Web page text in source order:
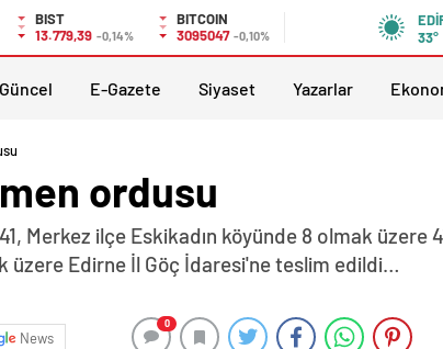
BIST
13.779,39 -0,14%
BITCOIN
3095047 -0,10%
33°
Güncel E-Gazete Siyaset Yazarlar
ordusu
Merkez ilçe Eskikadın köyünde 8 olmak
üzere Edirne İl Göç İdaresi'ne teslim edildi…
News
0